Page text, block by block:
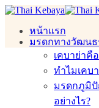
Skip
contentหน้าแรก
มรดกทางวัฒนธ
เคบาย่าคื
ทำไมเคบ
มรดกภูมิ
อย่างไร?